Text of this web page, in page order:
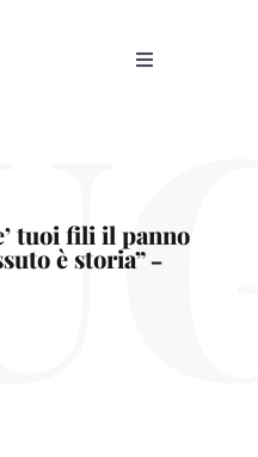
Toggle
tuoi fili il panno
è storia”–